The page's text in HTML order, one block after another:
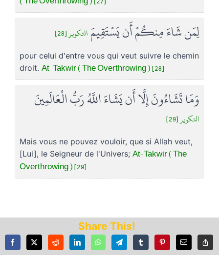
لِمَن شَاءَ مِنكُمْ أَن يَسْتَقِيمَ التكوير [28]
pour celui d'entre vous qui veut suivre le chemin
droit. At-Takwir ( The Overthrowing ) [28]
وَمَا تَشَاءُونَ إِلَّا أَن يَشَاءَ اللَّهُ رَبُّ الْعَالَمِينَ
التكوير [29]
Mais vous ne pouvez vouloir, que si Allah veut,
[Lui], le Seigneur de l'Univers; At-Takwir ( The
Overthrowing ) [29]
Share This!